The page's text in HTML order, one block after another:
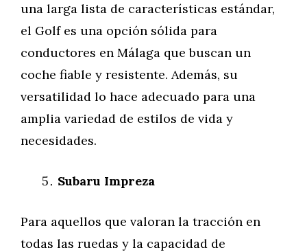
una larga lista de características estándar,
el Golf es una opción sólida para
conductores en Málaga que buscan un
coche fiable y resistente. Además, su
versatilidad lo hace adecuado para una
amplia variedad de estilos de vida y
necesidades.
Subaru Impreza
Para aquellos que valoran la tracción en
todas las ruedas y la capacidad de